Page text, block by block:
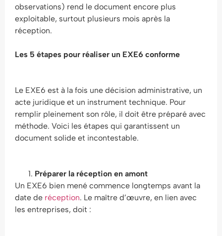
observations) rend le document encore plus
exploitable, surtout plusieurs mois après la
réception.
Les 5 étapes pour réaliser un EXE6 conforme
Le EXE6 est à la fois une décision administrative, un
acte juridique et un instrument technique. Pour
remplir pleinement son rôle, il doit être préparé avec
méthode. Voici les étapes qui garantissent un
document solide et incontestable.
Préparer la réception en amont
Un EXE6 bien mené commence longtemps avant la
date de réception. Le maître d’œuvre, en lien avec
les entreprises, doit :